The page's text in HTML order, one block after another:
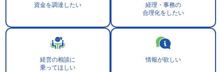
資金を調達したい
経理・事務の
合理化をしたい
経営の相談に
乗ってほしい
情報が欲しい